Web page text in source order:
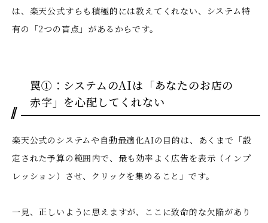
は、楽天公式すらも積極的には教えてくれない、システム特
有の「2つの盲点」があるからです。
罠①：システムのAIは「あなたのお店の
赤字」を心配してくれない
楽天公式のシステムや自動最適化AIの目的は、あくまで「設
定された予算の範囲内で、最も効率よく広告を表示（インプ
レッション）させ、クリックを集めること」です。
一見、正しいように思えますが、ここに致命的な欠陥があり